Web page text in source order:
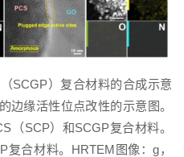
SCGP）复合材料的合成示意
边缘活性位点改性的示意图。
（SCP）和SCGP复合材料。
合材料。HRTEM图像：g，